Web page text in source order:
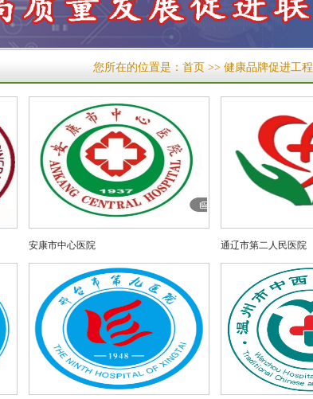
您所在的位置是： 首页 >> 健康品牌促进工程
安康市中心医院 通辽市第二人民医院